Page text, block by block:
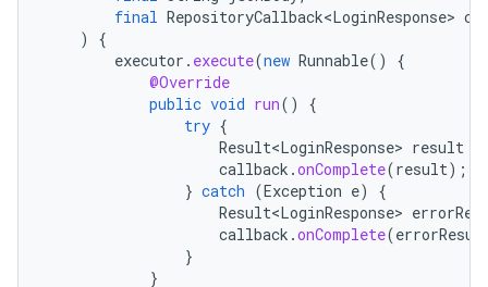
final RepositoryCallback<LoginResponse>
)
{
executor . execute(new Runnable()
{
@Override
public void run()
{
try {
Result<LoginResponse> result
callback .onComplete(result);
} catch (Exception e)
{
Result<LoginResponse>
callback .onComplete(
}
}